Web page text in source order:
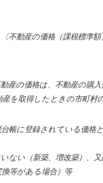
の価格（課税標準
産の価格は、不動産の購入
を取得したときの市町村
帳に登録されている価格
ない（新築、増改築）、又
等がある場合）等